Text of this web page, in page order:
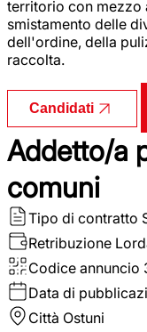
territorio con mezzo
smistamento delle
dell'ordine, della
raccolta.
Candidati
Addetto/a
comuni
Tipo di contratto
Retribuzione
Codice annuncio
Data di
Città Ostuni